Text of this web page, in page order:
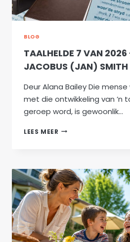
BLOG
TAALHELDE 7 VAN
JACOBUS (JAN) SMITH
Deur Alana Bailey Die
met die ontwikkeling van ’n
geroep word, is gewoonlik…
LEES MEER TAALHELDE
–
JOHANNES
JACOBUS
(JAN)
SMITH